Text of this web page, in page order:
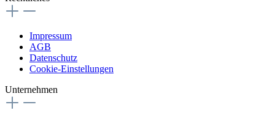
Impressum
AGB
Datenschutz
Cookie-Einstellungen
Unternehmen